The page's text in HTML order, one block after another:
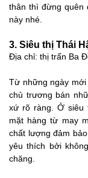
thân thì đừng quên
này nhé.
3. Siêu thị Thái
Địa chỉ: thị trấn Ba
Từ những ngày
chủ trương bán
xứ rõ ràng. Ở siêu
mặt hàng từ may
chất lượng đảm
yêu thích bởi
chăng.